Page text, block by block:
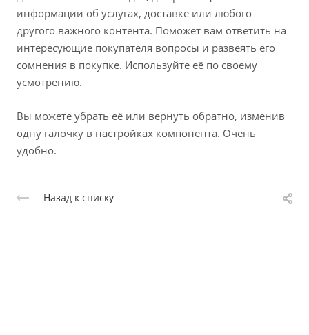
информации об услугах, доставке или любого
другого важного контента. Поможет вам ответить на
интересующие покупателя вопросы и развеять его
сомнения в покупке. Используйте её по своему
усмотрению.
Вы можете убрать её или вернуть обратно, изменив
одну галочку в настройках компонента. Очень
удобно.
Назад к списку